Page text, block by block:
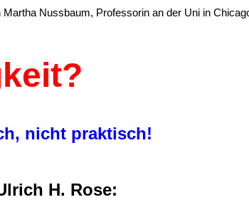
Nussbaum, Professorin an der Uni in
nicht praktisch!
H. Rose: